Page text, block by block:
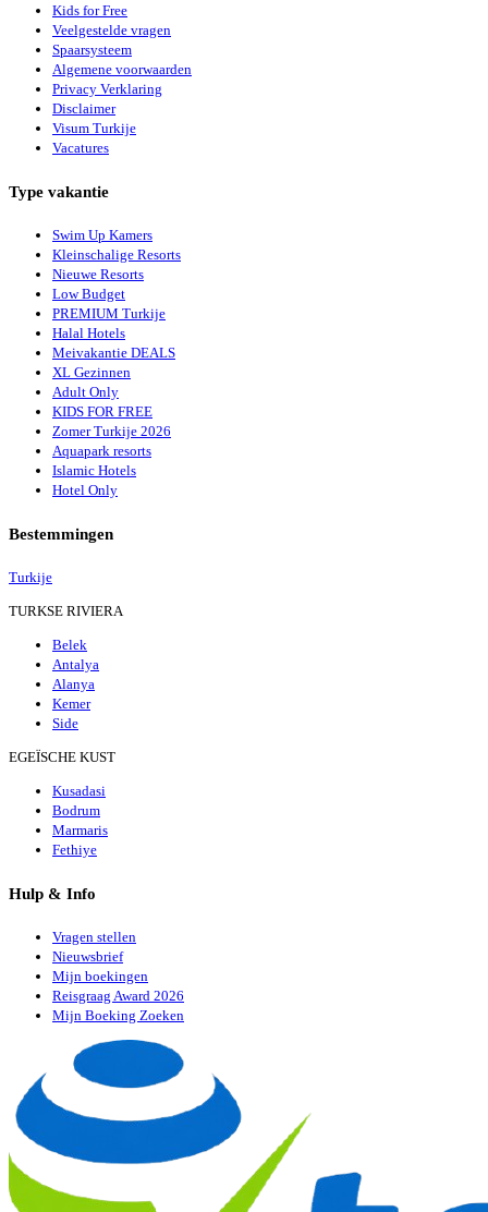
Kids for Free
Veelgestelde vragen
Spaarsysteem
Algemene voorwaarden
Privacy Verklaring
Disclaimer
Visum Turkije
Vacatures
Type vakantie
Swim Up Kamers
Kleinschalige Resorts
Nieuwe Resorts
Low Budget
PREMIUM Turkije
Halal Hotels
Meivakantie DEALS
XL Gezinnen
Adult Only
KIDS FOR FREE
Zomer Turkije 2026
Aquapark resorts
Islamic Hotels
Hotel Only
Bestemmingen
Turkije
TURKSE RIVIERA
Belek
Antalya
Alanya
Kemer
Side
EGEÏSCHE KUST
Kusadasi
Bodrum
Marmaris
Fethiye
Hulp & Info
Vragen stellen
Nieuwsbrief
Mijn boekingen
Reisgraag Award 2026
Mijn Boeking Zoeken